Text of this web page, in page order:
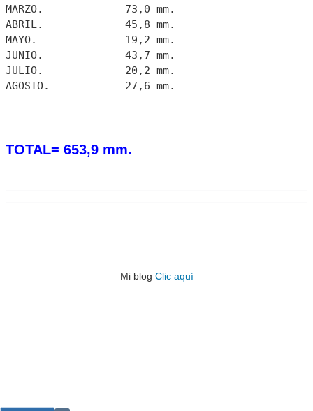
MARZO. 73,0 mm.
ABRIL. 45,8 mm.
MAYO. 19,2 mm.
JUNIO. 43,7 mm.
JULIO. 20,2 mm.
AGOSTO. 27,6 mm.
TOTAL= 653,9 mm.
Mi blog Clic aquí